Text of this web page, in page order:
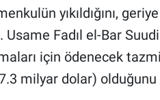
yıkıldığını,
Fadıl el-Bar
için ödenecek
milyar dolar)